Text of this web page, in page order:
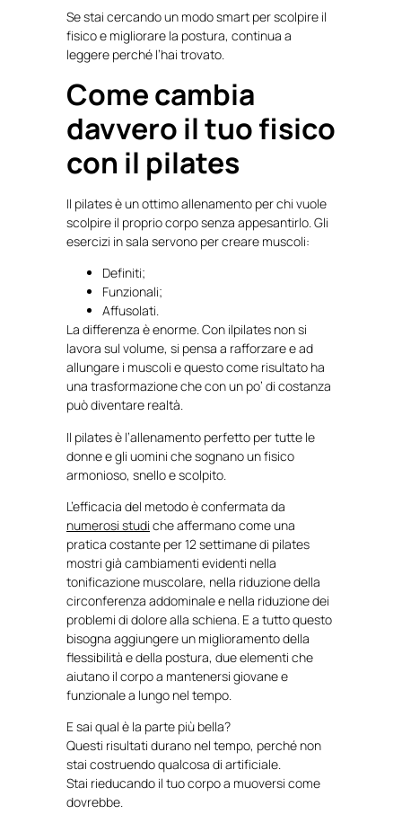
Se stai cercando un modo smart per scolpire il
fisico e migliorare la postura, continua a
leggere perché l’hai trovato.
Come cambia
davvero il tuo fisico
con il pilates
Il pilates è un ottimo allenamento per chi vuole
scolpire il proprio corpo senza appesantirlo. Gli
esercizi in sala servono per creare muscoli:
Definiti;
Funzionali;
Affusolati.
La differenza è enorme. Con ilpilates non si
lavora sul volume, si pensa a rafforzare e ad
allungare i muscoli e questo come risultato ha
una trasformazione che con un po’ di costanza
può diventare realtà.
Il pilates è l’allenamento perfetto per tutte le
donne e gli uomini che sognano un fisico
armonioso, snello e scolpito.
L’efficacia del metodo è confermata da
numerosi studi che affermano come una
pratica costante per 12 settimane di pilates
mostri già cambiamenti evidenti nella
tonificazione muscolare, nella riduzione della
circonferenza addominale e nella riduzione dei
problemi di dolore alla schiena. E a tutto questo
bisogna aggiungere un miglioramento della
flessibilità e della postura, due elementi che
aiutano il corpo a mantenersi giovane e
funzionale a lungo nel tempo.
E sai qual è la parte più bella?
Questi risultati durano nel tempo, perché non
stai costruendo qualcosa di artificiale.
Stai rieducando il tuo corpo a muoversi come
dovrebbe.